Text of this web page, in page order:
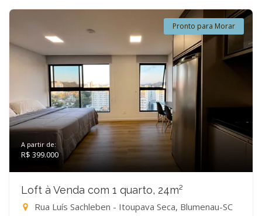
Pronto para Morar
A partir de:
R$ 399.000
Loft à Venda com 1 quarto, 24m²
Rua Luís Sachleben - Itoupava Seca, Blumenau-SC